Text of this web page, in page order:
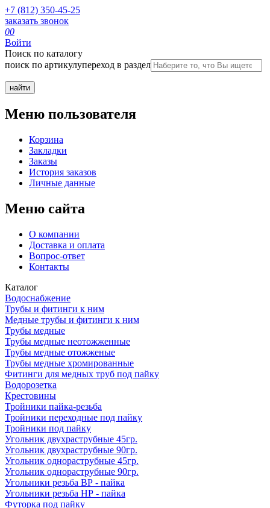
+7 (812) 350-45-25
заказать звонок
00
Войти
Поиск по каталогу
поиск по артикулупереход в раздел
Меню пользователя
Корзина
Закладки
Заказы
История заказов
Личные данные
Меню сайта
О компании
Доставка и оплата
Вопрос-ответ
Контакты
Каталог
Водоснабжение
Трубы и фитинги к ним
Медные трубы и фитинги к ним
Трубы медные
Трубы медные неотожженные
Трубы медные отожженые
Трубы медные хромированные
Фитинги для медных труб под пайку
Водорозетка
Крестовины
Тройники пайка-резьба
Тройники переходные под пайку
Тройники под пайку
Угольник двухраструбные 45гр.
Угольник двухраструбные 90гр.
Угольник однораструбные 45гр.
Угольник однораструбные 90гр.
Угольники резьба ВР - пайка
Угольники резьба НР - пайка
Футорка под пайку